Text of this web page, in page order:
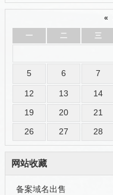
«
一 二 三
5 6 7
12 13 14
19
20 21
26
27 28
网站收藏
备案域名出售